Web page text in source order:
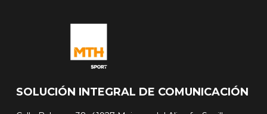
SOLUCIÓN INTEGRAL DE COMUNICACIÓN